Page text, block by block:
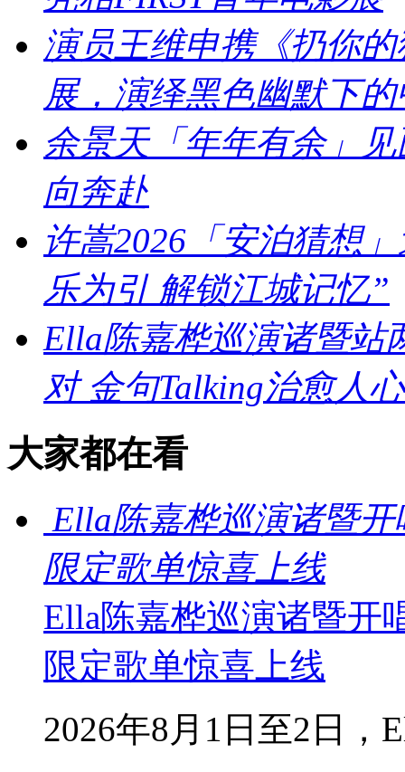
演员王维申携《扔你
展，演绎黑色幽默下
余景天「年年有余」
向奔赴
许嵩2026「安泊猜想
乐为引 解锁江城记忆”
Ella陈嘉桦巡演诸暨站
对 金句Talking治愈人心
大家都在看
Ella陈嘉桦巡演诸暨
限定歌单惊喜上线
Ella陈嘉桦巡演诸暨开
限定歌单惊喜上线
2026年8月1日至2日，